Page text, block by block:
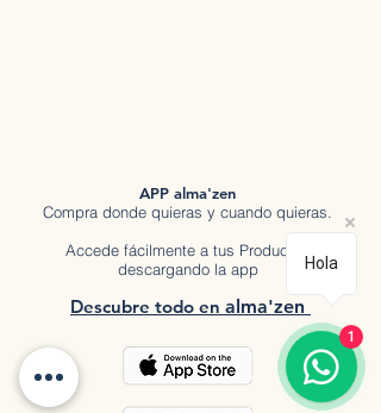
APP alma'zen
Compra donde quieras y cuando quieras.
Accede fácilmente a tus Productos
descargando la app
Descubre todo en a lma'zen
Hola
1